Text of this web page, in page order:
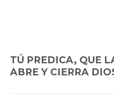
TÚ PREDICA, QUE
ABRE Y CIERRA